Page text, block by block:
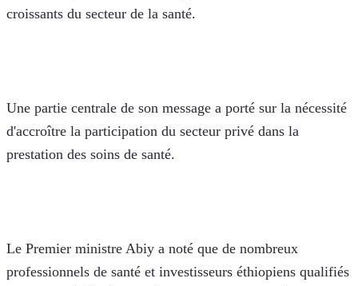
croissants du secteur de la santé.
Une partie centrale de son message a porté sur la nécessité
d'accroître la participation du secteur privé dans la
prestation des soins de santé.
Le Premier ministre Abiy a noté que de nombreux
professionnels de santé et investisseurs éthiopiens qualifiés